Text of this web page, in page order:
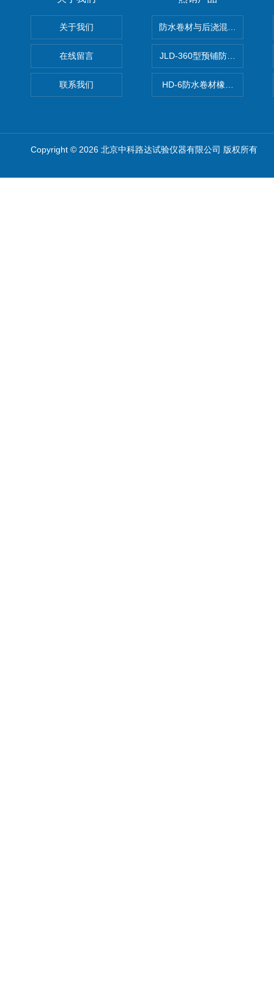
关于我们
在线留言
联系我们
防水卷材与后浇混凝土剥离强
JLD-360型预铺防水卷材抗冲
HD-6防水卷材橡胶测厚仪
Copyright © 2026 北京中科路达试验仪器有限公司 版权所有